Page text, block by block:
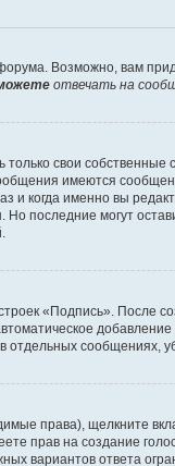
Возможно, вам
отвечать на
свои
имеются
и когда именно вы
последние могут
«Подпись».
права), щелкните
прав на создание
вариантов ответа